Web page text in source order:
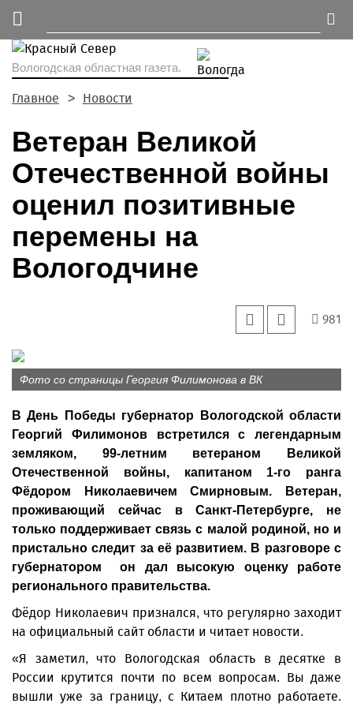
Вологодская областная газета.
Главное Новости
Ветеран Великой
Отечественной войны
оценил позитивные
перемены на
Вологодчине
981
Фото со страницы Георгия Филимонова в ВК
В День Победы губернатор Вологодской области
Георгий Филимонов встретился с легендарным
земляком, 99-летним ветераном Великой
Отечественной войны, капитаном 1-го ранга
Фёдором Николаевичем Смирновым. Ветеран,
проживающий сейчас в Санкт-Петербурге, не
только поддерживает связь с малой родиной, но и
пристально следит за её развитием. В разговоре с
губернатором он дал высокую оценку работе
регионального правительства.
Фёдор Николаевич признался, что регулярно заходит
на официальный сайт области и читает новости.
«Я заметил, что Вологодская область в десятке в
России крутится почти по всем вопросам. Вы даже
вышли уже за границу, с Китаем плотно работаете.